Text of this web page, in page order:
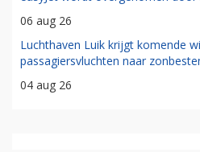
06 aug 26
Luchthaven Luik krijgt komende
passagiersvluchten naar
04 aug 26